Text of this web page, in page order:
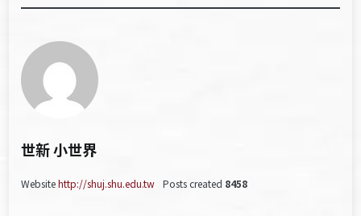
世新 小世界
Websitehttp://shuj.shu.edu.tw Posts created 8458